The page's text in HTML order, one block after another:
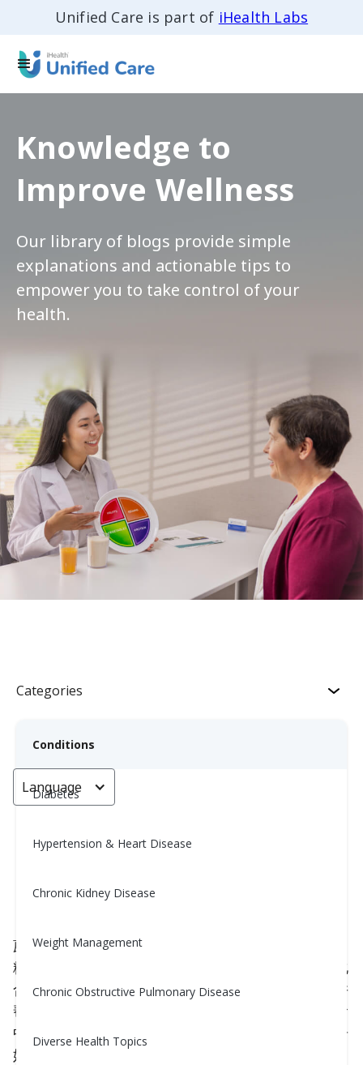
Unified Care is part of iHealth Labs
Knowledge to
Improve Wellness
Our library of blogs provide simple
explanations and actionable tips to
empower you to take control of your
health.
Categories
Conditions
Diabetes
Hypertension & Heart Disease
Chronic Kidney Disease
Weight Management
Chronic Obstructive Pulmonary Disease
Diverse Health Topics
Language
蘑菇：最伟大的真菌
Nina Ghamrawi, MS, RD, CDE
蘑菇提供了一种自然美味的方式来改善血压、葡萄
糖、体重和整体健康。富含必需营养素和生物活性化
合物，蘑菇可能帮助我们感到饱腹，增强免疫力，并
帮助我们过上更长寿、抗衰老的生活！但是，您饮食
中的蘑菇种类确实很重要。让我们深入探讨蘑菇的奇
妙世界，揭示其魔力背后的原因！